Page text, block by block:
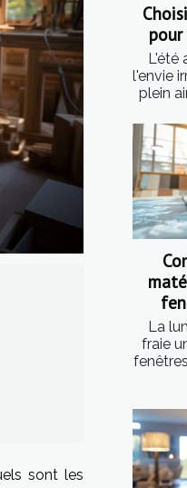
sont les
L'été
l'envie
plein
La
fraie